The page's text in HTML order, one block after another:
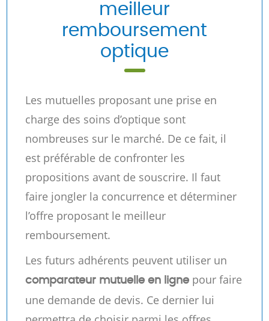
meilleur
remboursement
optique
Les mutuelles proposant une prise en
charge des soins d’optique sont
nombreuses sur le marché. De ce fait, il
est préférable de confronter les
propositions avant de souscrire. Il faut
faire jongler la concurrence et déterminer
l’offre proposant le meilleur
remboursement.
Les futurs adhérents peuvent utiliser un
comparateur mutuelle en ligne pour faire
une demande de devis. Ce dernier lui